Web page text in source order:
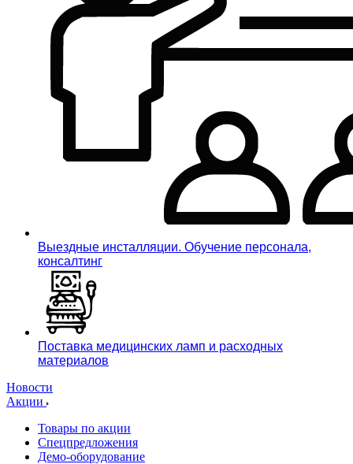
Выездные инсталляции. Обучение персонала,
консалтинг
Поставка медицинских ламп и расходных
материалов
Новости
Акции
Товары по акции
Спецпредложения
Демо-оборудование